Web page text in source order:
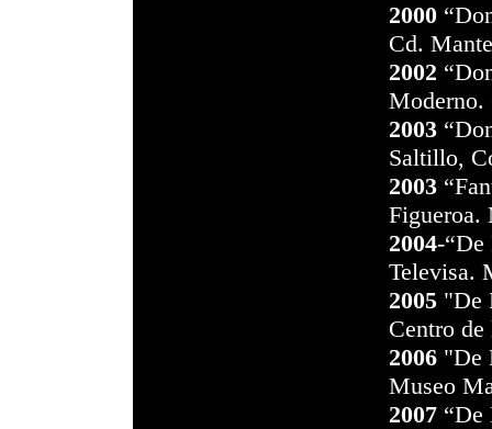
2000
Cd.
2002
Moderno.
2003
Saltillo,
2003
Figueroa.
2004-“De
Televisa.
2005 "De
Centro
2006 "De
Museo
2007 “De